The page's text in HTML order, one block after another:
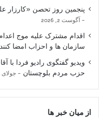
پنجمین روز تحصن «کارزار
آگوست 2, 2026
اقدام مشترک علیه موج
سازمان ها و احزاب امضا
ویدیو گفتگوی رادیو فردا
حزب مردم بلوچستان
جولای 28, 2026
از میان خبر ها